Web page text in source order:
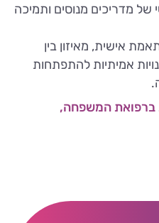
של מדריכים מנוסים ותמיכה
אישית, מאיזון בין
אמיתיות להתפתחות
ברפואת המשפחה,